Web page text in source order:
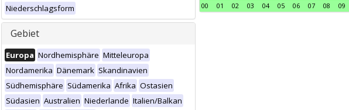
Niederschlagsform
Gebiet
Europa Nordhemisphäre Mitteleuropa
Nordamerika Dänemark Skandinavien
Südhemisphäre Südamerika Afrika Ostasien
Südasien Australien Niederlande Italien/Balkan
00
01 02 03 04 05 06 07 08 09